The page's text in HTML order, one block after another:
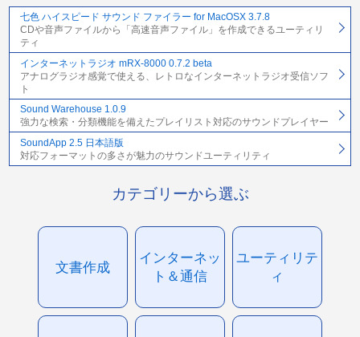
七色 ハイスピード サウンド ファイラー for MacOSX 3.7.8
CDや音声ファイルから「高速音声ファイル」を作成できるユーティリ
ティ
インターネットラジオ mRX-8000 0.7.2 beta
アナログラジオ感覚で使える、レトロなインターネットラジオ受信ソフ
ト
Sound Warehouse 1.0.9
強力な検索・分類機能を備えたプレイリスト対応のサウンドプレイヤー
SoundApp 2.5 日本語版
対応フォーマットの多さが魅力のサウンドユーティリティ
カテゴリーから選ぶ
文書作成
インターネッ
ト＆通信
ユーティリテ
ィ